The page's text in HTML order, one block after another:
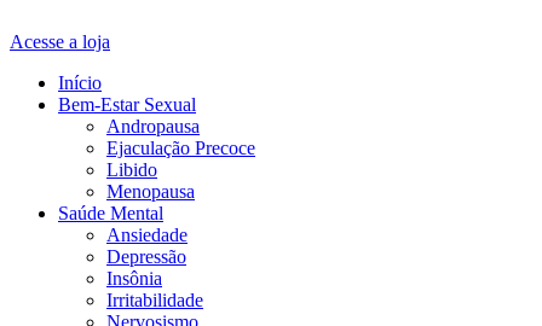
Acesse a loja
Início
Bem-Estar Sexual
Andropausa
Ejaculação Precoce
Libido
Menopausa
Saúde Mental
Ansiedade
Depressão
Insônia
Irritabilidade
Nervosismo